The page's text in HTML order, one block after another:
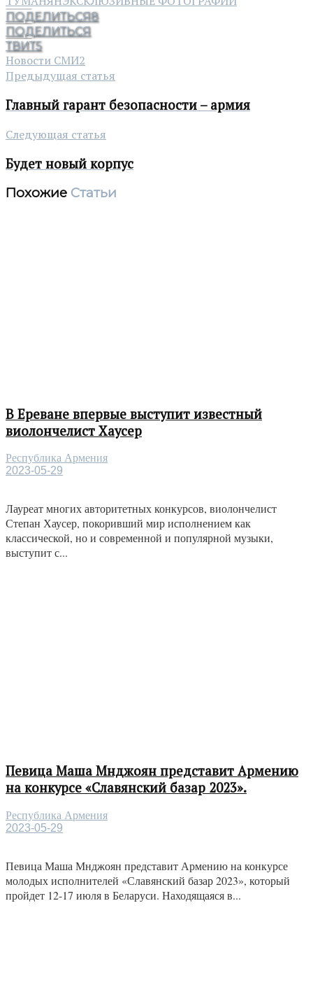
ПОДЕЛИТЬСЯ8
ПОДЕЛИТЬСЯ
ТВИТ5
Новости СМИ2
Предыдущая статья
Главный гарант безопасности – армия
Следующая статья
Будет новый корпус
Похожие Статьи
В Ереване впервые выступит известный
виолончелист Хаусер
Республика Армения
2023-05-29
Лауреат многих авторитетных конкурсов, виолончелист
Степан Хаусер, покоривший мир исполнением как
классической, но и современной и популярной музыки,
выступит с...
Певица Маша Мнджоян представит Армению
на конкурсе «Славянский базар 2023».
Республика Армения
2023-05-29
Певица Маша Мнджоян представит Армению на конкурсе
молодых исполнителей «Славянский базар 2023», который
пройдет 12-17 июля в Беларуси. Находящаяся в...